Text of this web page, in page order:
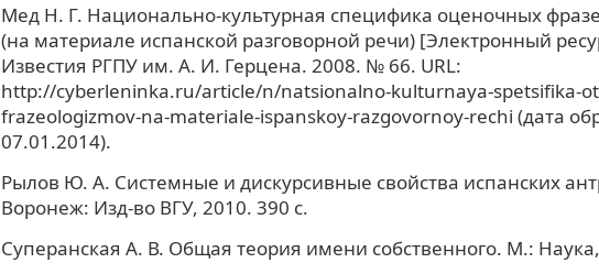
Мед Н. Г. Национально-культурная специфика оценочных
(на материале испанской разговорной речи) [Электронный
Известия РГПУ им. А. И. Герцена. 2008. № 66. URL:
http://cyberleninka.ru/article/n/natsionalno-kulturnaya-spetsifika-
frazeologizmov-na-materiale-ispanskoy-razgovornoy-rechi (дата
07.01.2014).
Рылов Ю. А. Системные и дискурсивные свойства испанских
Воронеж: Изд-во ВГУ, 2010. 390 с.
Суперанская А. В. Общая теория имени собственного. М.: